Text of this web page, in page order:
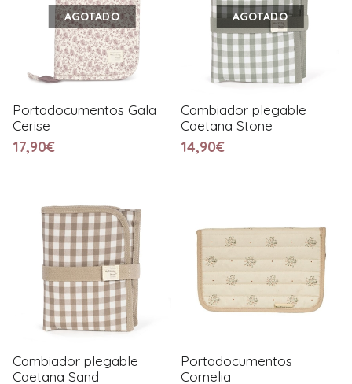
AGOTADO
Portadocumentos Gala
Cerise
17,90€
AGOTADO
Cambiador plegable
Caetana Stone
14,90€
Cambiador plegable
Caetana Sand
Portadocumentos
Cornelia